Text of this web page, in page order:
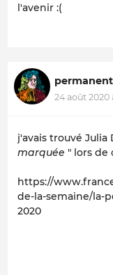
l'avenir :(
24 août 2020
j'avais trouvé Julia
marquée " lors de
https://
de-la-semaine/la-
2020